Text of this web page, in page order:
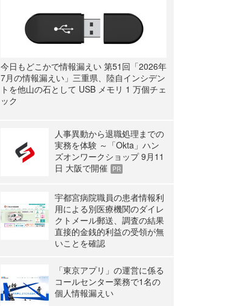
今日もどこかで情報漏えい 第51回「2026年
7月の情報漏えい」三重県、陸自インシデン
トを他山の石として USB メモリ 1 万個チェ
ック
人事異動から退職処理までの
実務を体験 ～「Okta」ハン
ズオンワークショップ 9月11
日 大阪で開催
PR
宇都宮病院職員の患者情報利
用による別医療機関のダイレ
クトメール郵送、調査の結果
直接的金銭的利益の受領が無
いことを確認
「東京アプリ」の運営に係る
コールセンター業務で1名の
個人情報漏えい